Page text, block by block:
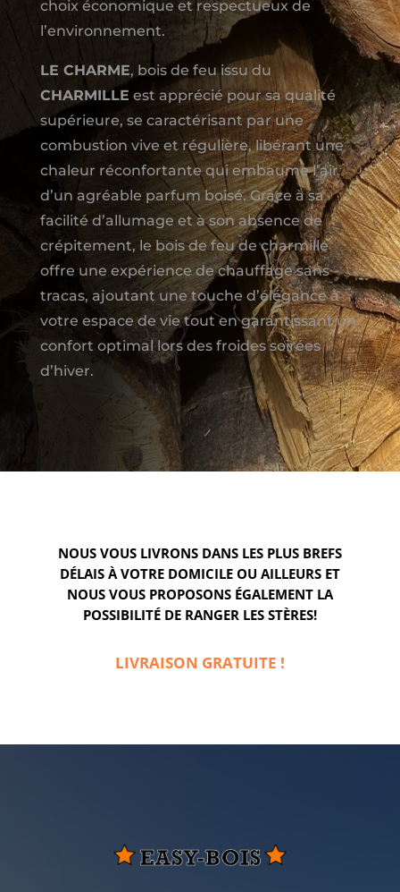
choix économique et respectueux de
l’environnement.
LE CHARME, bois de feu issu du
CHARMILLE est apprécié pour sa qualité
supérieure, se caractérisant par une
combustion vive et régulière, libérant une
chaleur réconfortante qui embaume l’air
d’un agréable parfum boisé. Grâce à sa
facilité d’allumage et à son absence de
crépitement, le bois de feu de charmille
offre une expérience de chauffage sans
tracas, ajoutant une touche d’élégance à
votre espace de vie tout en garantissant un
confort optimal lors des froides soirées
d’hiver.
NOUS VOUS LIVRONS DANS LES PLUS BREFS
DÉLAIS À VOTRE DOMICILE OU AILLEURS ET
NOUS VOUS PROPOSONS ÉGALEMENT LA
POSSIBILITÉ DE RANGER LES STÈRES!
LIVRAISON GRATUITE !